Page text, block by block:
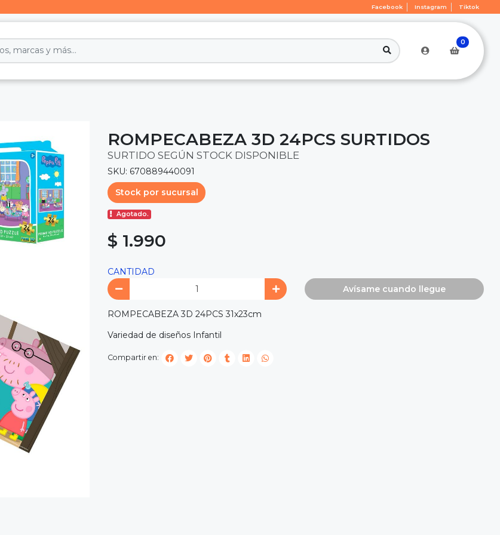
Facebook Instagram Tiktok
0
ROMPECABEZA 3D 24PCS SURTIDOS
SURTIDO SEGÚN STOCK DISPONIBLE
SKU: 670889440091
Stock por sucursal
Agotado.
$ 1.990
CANTIDAD
Avísame cuando llegue
ROMPECABEZA 3D 24PCS 31x23cm
Variedad de diseños Infantil
Compartir en: